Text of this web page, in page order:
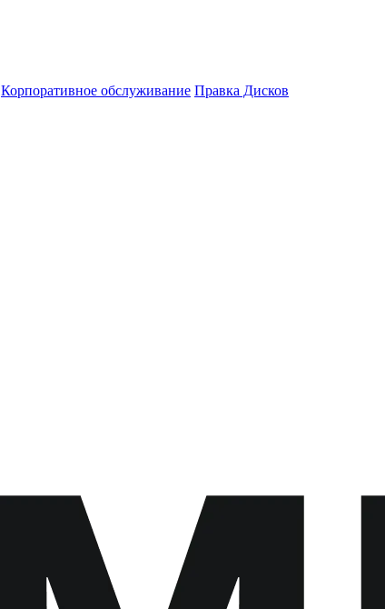
Корпоративное обслуживание Правка Дисков